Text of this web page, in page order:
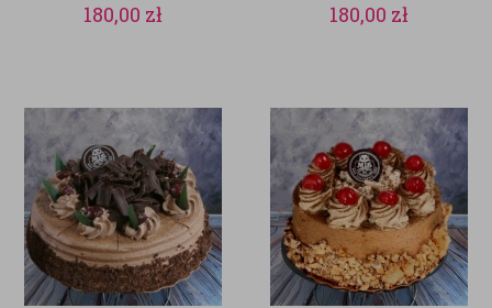
180,00 zł 180,00 zł